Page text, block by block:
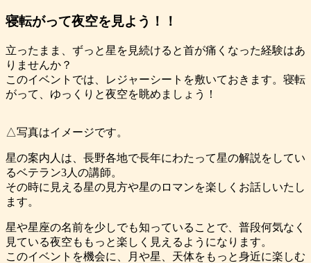
寝転がって夜空を見よう！！
立ったまま、ずっと星を見続けると首が痛くなった経験はあ
りませんか？
このイベントでは、レジャーシートを敷いておきます。寝転
がって、ゆっくりと夜空を眺めましょう！
△写真はイメージです。
星の案内人は、長野各地で長年にわたって星の解説をしてい
るベテラン3人の講師。
その時に見える星の見方や星のロマンを楽しくお話しいたし
ます。
星や星座の名前を少しでも知っていることで、普段何気なく
見ている夜空ももっと楽しく見えるようになります。
このイベントを機会に、月や星、天体をもっと身近に楽しむ